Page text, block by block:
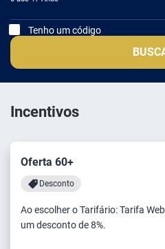
Tenho um código
Incentivos
Oferta 60+
Desconto
Ao escolher o Tarifário: Tarifa
um desconto de 8%.